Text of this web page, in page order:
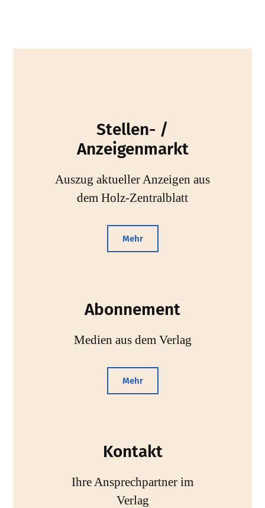
Stellen- /
Anzeigenmarkt
Auszug aktueller Anzeigen aus
dem Holz-Zentralblatt
Mehr
Abonnement
Medien aus dem Verlag
Mehr
Kontakt
Ihre Ansprechpartner im
Verlag